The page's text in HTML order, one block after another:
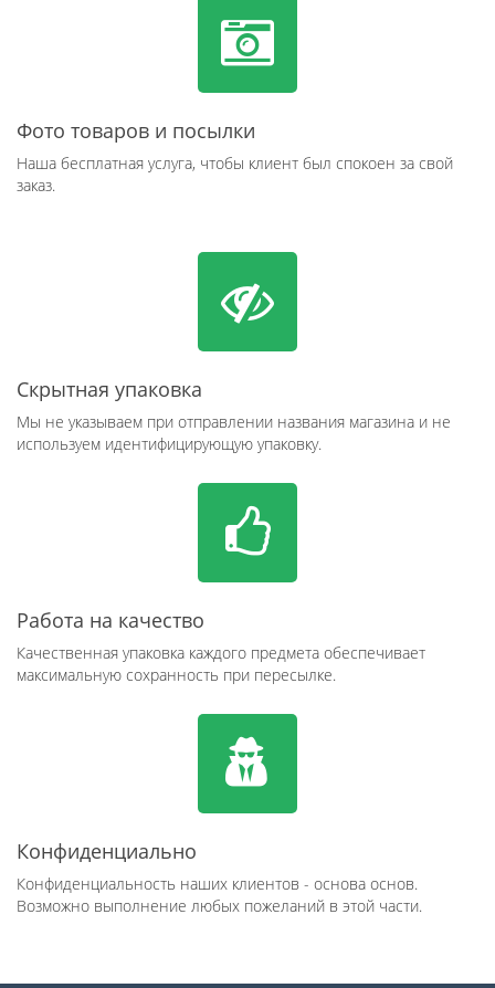
Фото товаров и посылки
Наша бесплатная услуга, чтобы клиент был спокоен за свой
заказ.
Скрытная упаковка
Мы не указываем при отправлении названия магазина и не
используем идентифицирующую упаковку.
Работа на качество
Качественная упаковка каждого предмета обеспечивает
максимальную сохранность при пересылке.
Конфиденциально
Конфиденциальность наших клиентов - основа основ.
Возможно выполнение любых пожеланий в этой части.